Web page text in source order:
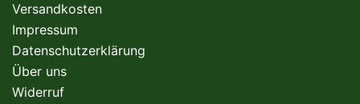
Versandkosten
Impressum
Datenschutzerklärung
Über uns
Widerruf